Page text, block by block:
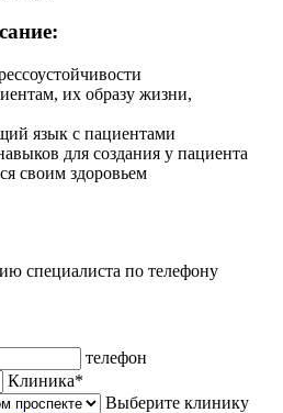
их образу жизни,
язык с пациентами
для создания у пациента
своим здоровьем
специалиста по телефону
телефон
Клиника*
Выберите клинику